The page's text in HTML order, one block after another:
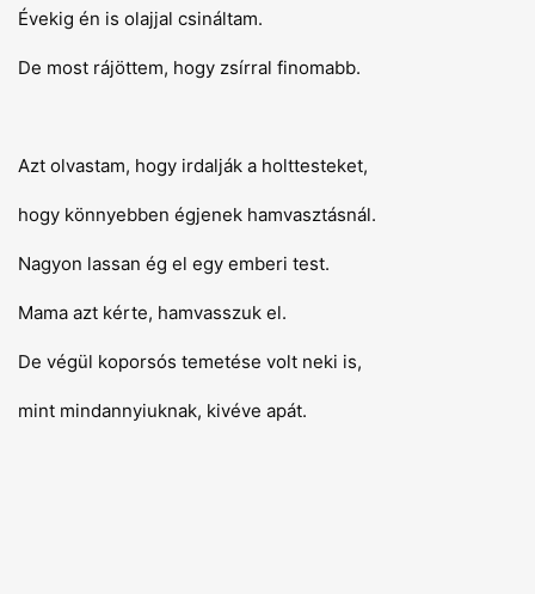
Évekig én is olajjal csináltam.
De most rájöttem, hogy zsírral finomabb.
Azt olvastam, hogy irdalják a holttesteket,
hogy könnyebben égjenek hamvasztásnál.
Nagyon lassan ég el egy emberi test.
Mama azt kérte, hamvasszuk el.
De végül koporsós temetése volt neki is,
mint mindannyiuknak, kivéve apát.